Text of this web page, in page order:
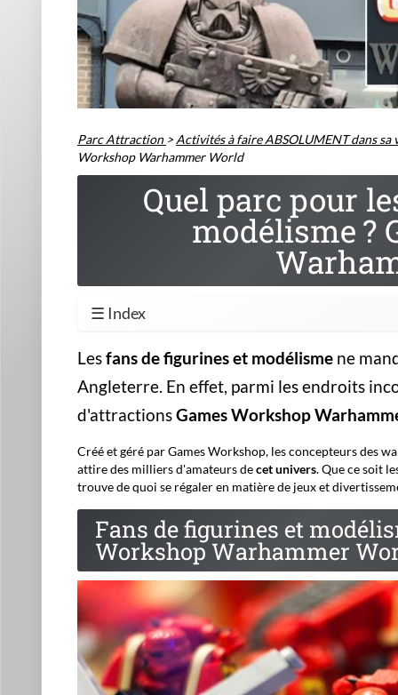
Parc Attraction >Activités à faire ABSOLUMENT dans sa
Workshop Warhammer World
Quel parc pour
modélisme ?
☰ Index
Lesfans de figurines et modélisme ne
Angleterre. En effet, parmi les endroits
d'attractionsGames Workshop
Créé et géré par Games Workshop, les concepteurs des
attire des milliers d'amateurs decet univers. Que ce soit
trouve de quoi se régaler en matière de jeux et
Fans de figurines et
Workshop Warhammer